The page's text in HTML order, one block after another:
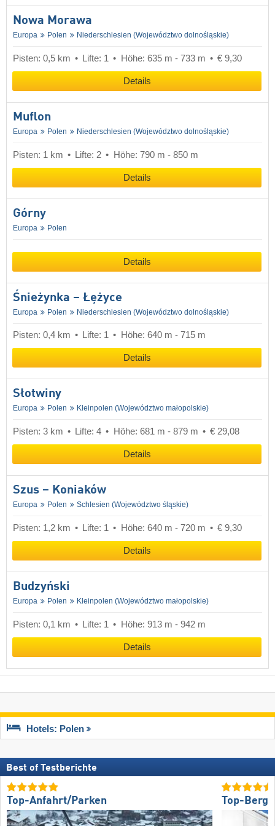
Nowa Morawa
Europa Polen Niederschlesien (Województwo dolnośląskie)
Pisten: 0,5 km Lifte: 1 Höhe: 635 m - 733 m € 9,30
Details
Muflon
Europa Polen Niederschlesien (Województwo dolnośląskie)
Pisten: 1 km Lifte: 2 Höhe: 790 m - 850 m
Details
Górny
Europa Polen
Details
Śnieżynka – Łężyce
Europa Polen Niederschlesien (Województwo dolnośląskie)
Pisten: 0,4 km Lifte: 1 Höhe: 640 m - 715 m
Details
Słotwiny
Europa Polen Kleinpolen (Województwo małopolskie)
Pisten: 3 km Lifte: 4 Höhe: 681 m - 879 m € 29,08
Details
Szus – Koniaków
Europa Polen Schlesien (Województwo śląskie)
Pisten: 1,2 km Lifte: 1 Höhe: 640 m - 720 m € 9,30
Details
Budzyński
Europa Polen Kleinpolen (Województwo małopolskie)
Pisten: 0,1 km Lifte: 1 Höhe: 913 m - 942 m
Details
Hotels: Polen
Best of Testberichte
Top-Anfahrt/Parken Top-